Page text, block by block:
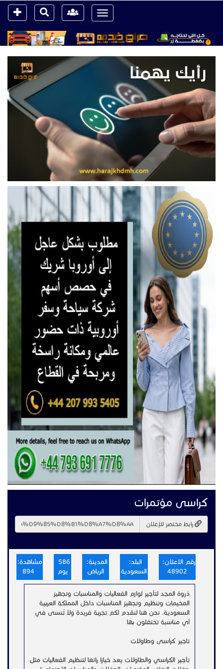
Toggle
navigation
كراسى مؤتمرات
رابط مختصر للإعلان
رقم الاعلان:
48902
البلد:
السعودية
المدينة:
الرياض
يوم
مشاهدة:
894
ذروة المجد لتأجير لوازم الفعاليات والمناسبات وتجهيز
المخيمات وتنظيم وتجهيز المناسبات داخل المملكة العربية
السعودية. نحن هنا لنقدم لكم تجربة فريدة ولا تُنسى في
أي مناسبة تحتفلون بها
تاجير كراسى وطاولات
تأجير الكراسي والطاولات يعد خيارًا رائعًا لتنظيم الفعاليات مثل